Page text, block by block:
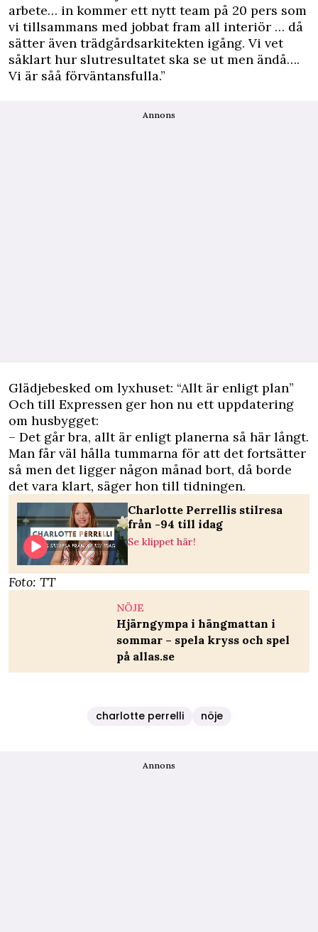
arbete… in kommer ett nytt team på 20 pers som
vi tillsammans med jobbat fram all interiör … då
sätter även trädgårdsarkitekten igång. Vi vet
såklart hur slutresultatet ska se ut men ändå….
Vi är såå förväntansfulla.”
Annons
Glädjebesked om lyxhuset: “Allt är enligt plan”
Och till Expressen ger hon nu ett uppdatering
om husbygget:
– Det går bra, allt är enligt planerna så här långt.
Man får väl hålla tummarna för att det fortsätter
så men det ligger någon månad bort, då borde
det vara klart, säger hon till tidningen.
Charlotte Perrellis stilresa
från -94 till idag
Se klippet här!
Foto: TT
NÖJE
Hjärngympa i hängmattan i
sommar – spela kryss och spel
på allas.se
charlotte perrelli nöje
Annons